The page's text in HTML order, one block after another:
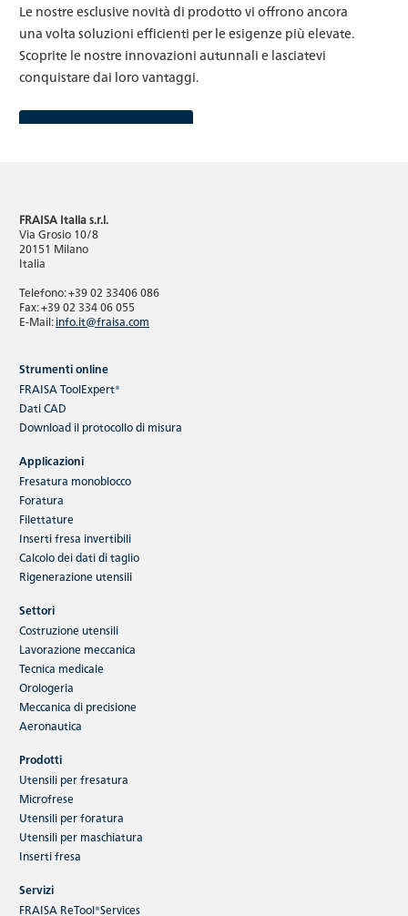
Le nostre esclusive novità di prodotto vi offrono ancora
una volta soluzioni efficienti per le esigenze più elevate.
Scoprite le nostre innovazioni autunnali e lasciatevi
conquistare dai loro vantaggi.
Continua a leggere
Notizie sui prodotti
Innovazioni di prodotto FRAISA 2025
Cosa ci si aspetta dai prodotti FRAISA, le novità di
quest'anno soddisfano gli standard più elevati in termini
di prestazioni, affidabilità e sostenibilità.
Continua a leggere
Eventi
FRAISA all'INNOTEQ 2025 di Berna, 11-
14 marzo 2025, Padiglione 3.2, Stand
B12
FRAISA Italia s.r.l.
Via Grosio 10/8
20151 Milano
Italia
Telefono: +39 02 33406 086
Fax: +39 02 334 06 055
E-Mail:info.it@fraisa.com
Strumenti online
FRAISA ToolExpert®
Dati CAD
Download il protocollo di misura
Applicazioni
Fresatura monoblocco
Foratura
Filettature
Inserti fresa invertibili
Calcolo dei dati di taglio
Rigenerazione utensili
Settori
Costruzione utensili
Lavorazione meccanica
Tecnica medicale
Orologeria
Meccanica di precisione
Aeronautica
Prodotti
Utensili per fresatura
Microfrese
Utensili per foratura
Utensili per maschiatura
Inserti fresa
Servizi
FRAISA ReTool®Services